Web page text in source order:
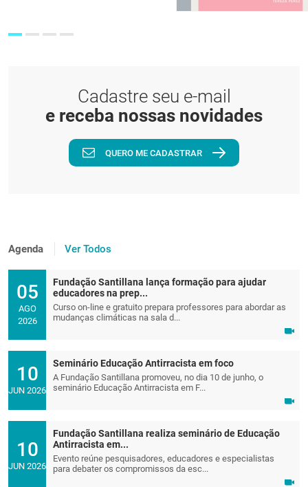
Cadastre seu e-mail
e receba nossas novidades
QUERO ME CADASTRAR
Agenda Ver Todos
05
AGO
2026
Fundação Santillana lança formação para ajudar
educadores na prep...
Curso on-line e gratuito prepara professores para abordar as
mudanças climáticas na sala d...
10
JUN 2026
Seminário Educação Antirracista em foco
A Fundação Santillana promoveu, no dia 10 de junho, o
seminário Educação Antirracista em F...
10
JUN 2026
Fundação Santillana realiza seminário de Educação
Antirracista em...
Evento reúne pesquisadores, educadores e especialistas
para debater os compromissos da esc...